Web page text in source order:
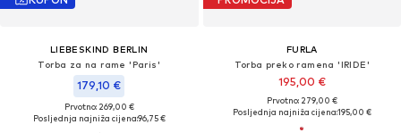
LIEBESKIND BERLIN
Torba za na rame 'Paris'
179,10 €
Prvotno: 269,00 €
Posljednja najniža cijena:96,75 €
FURLA
Torba preko ramena 'IRIDE'
195,00 €
Prvotno: 279,00 €
Posljednja najniža cijena:195,00 €